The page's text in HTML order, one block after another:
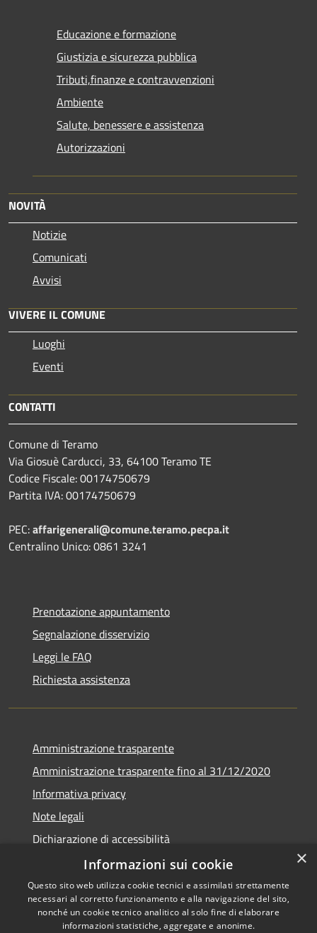
Educazione e formazione
Giustizia e sicurezza pubblica
Tributi,finanze e contravvenzioni
Ambiente
Salute, benessere e assistenza
Autorizzazioni
NOVITÀ
Notizie
Comunicati
Avvisi
VIVERE IL COMUNE
Luoghi
Eventi
CONTATTI
Comune di Teramo
Via Giosuè Carducci, 33, 64100 Teramo TE
Codice Fiscale: 00174750679
Partita IVA: 00174750679
PEC:affarigenerali@comune.teramo.pecpa.it
Centralino Unico: 0861 3241
Prenotazione appuntamento
Segnalazione disservizio
Leggi le FAQ
Richiesta assistenza
Amministrazione trasparente
Amministrazione trasparente fino al 31/12/2020
Informativa privacy
Note legali
Dichiarazione di accessibilità
Accessibilità
Copyright © 2026 • Comune di
Teramo • Powered by
×
Informazioni sui cookie
Questo sito web utilizza cookie tecnici e assimilati strettamente
necessari al corretto funzionamento e alla navigazione del sito,
nonché un cookie tecnico analitico al solo fine di elaborare
informazioni statistiche, aggregate e anonime.